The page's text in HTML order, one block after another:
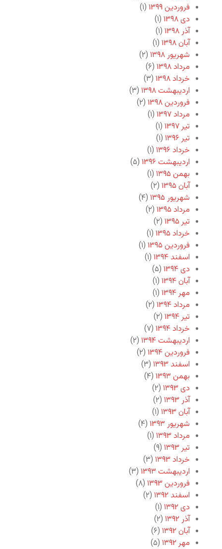
فروردین ۱۳۹۹
(۱)
دی ۱۳۹۸
(۱)
آذر ۱۳۹۸
(۱)
آبان ۱۳۹۸
(۱)
شهریور ۱۳۹۸
(۲)
مرداد ۱۳۹۸
(۶)
خرداد ۱۳۹۸
(۳)
اردیبهشت ۱۳۹۸
(۳)
فروردین ۱۳۹۸
(۲)
مرداد ۱۳۹۷
(۱)
تیر ۱۳۹۷
(۱)
تیر ۱۳۹۶
(۱)
خرداد ۱۳۹۶
(۱)
اردیبهشت ۱۳۹۶
(۵)
بهمن ۱۳۹۵
(۱)
آبان ۱۳۹۵
(۲)
شهریور ۱۳۹۵
(۴)
مرداد ۱۳۹۵
(۲)
تیر ۱۳۹۵
(۲)
خرداد ۱۳۹۵
(۱)
فروردین ۱۳۹۵
(۱)
اسفند ۱۳۹۴
(۱)
دی ۱۳۹۴
(۵)
آبان ۱۳۹۴
(۱)
مهر ۱۳۹۴
(۱)
مرداد ۱۳۹۴
(۲)
تیر ۱۳۹۴
(۲)
خرداد ۱۳۹۴
(۷)
اردیبهشت ۱۳۹۴
(۲)
فروردین ۱۳۹۴
(۲)
اسفند ۱۳۹۳
(۳)
بهمن ۱۳۹۳
(۴)
دی ۱۳۹۳
(۲)
آذر ۱۳۹۳
(۲)
آبان ۱۳۹۳
(۱)
شهریور ۱۳۹۳
(۴)
مرداد ۱۳۹۳
(۱)
تیر ۱۳۹۳
(۹)
خرداد ۱۳۹۳
(۳)
اردیبهشت ۱۳۹۳
(۳)
فروردین ۱۳۹۳
(۸)
اسفند ۱۳۹۲
(۲)
دی ۱۳۹۲
(۱)
آذر ۱۳۹۲
(۲)
آبان ۱۳۹۲
(۶)
مهر ۱۳۹۲
(۵)